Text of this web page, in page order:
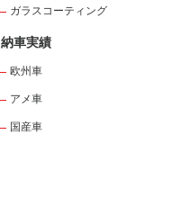
ガラスコーティング
納車実績
欧州車
アメ車
国産車